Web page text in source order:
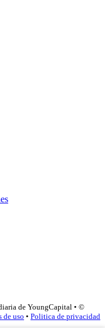
de YoungCapital • ©
de uso • Politica de privacidad